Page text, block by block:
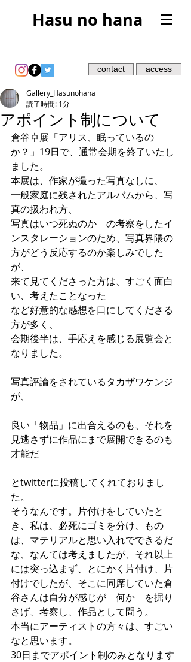
Hasu no hana
contact access
アポイント制について
Gallery_Hasunohana
読了時間: 1分
倉谷卓展「アリス、眠っているの
か？」19日で、通常会期を終了いたし
ました。
本展は、作家が撮った写真なしに、
一般家庭に残されたアルバムから、写
真の扱われ方、
写真はいつ死ぬのか　の考察をしたイ
ンスタレーションのため、写真界隈の
方がどう反応するのか楽しみでした
が、
来て見てくださった方は、すごく面白
い、考えたことなった
など好意的な感想を口にしてくださる
方が多く、
会期後半は、手応えを感じる展覧会と
なりました。
写真評論をされているタカザワケンジ
が、
良い「物品」に出合えるのも、それを
見逃さずに作品にまで展開できるのも
才能だ
とtwitterに投稿してくれておりまし
た。
そうなんです。片付けをしていたと
き、私は、必死にゴミを分け、もの
は、マテリアルと思い入れでできるだ
な、なんては考えましたが、それ以上
には突っ込まず、とにかく片付け、片
付けでしたが、そこに同席していた倉
谷さんは自分が感じが　何か　を掘り
さげ、考察し、作品として問う。
本当にアーティストの方々は、すごい
なと思います。
30日までアポイント制のみとなります